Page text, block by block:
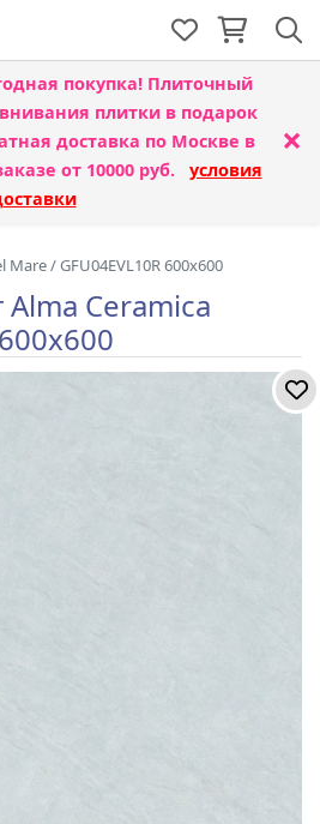
покупка! Плиточный
плитки в подарок
доставка по Москве в
от 10000 руб. условия
×
Mare/GFU04EVL10R 600x600
Ceramica